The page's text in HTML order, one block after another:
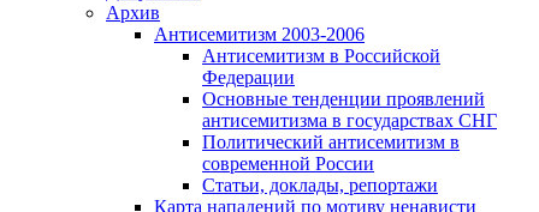
Архив
Антисемитизм 2003-2006
Антисемитизм в Российской
Федерации
Основные тенденции проявлений
антисемитизма в государствах СНГ
Политический антисемитизм в
современной России
Статьи, доклады, репортажи
Карта нападений по мотиву ненависти